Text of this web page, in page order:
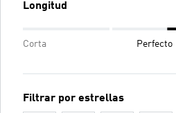
Longitud
Corta Perfecto
Filtrar por estrellas